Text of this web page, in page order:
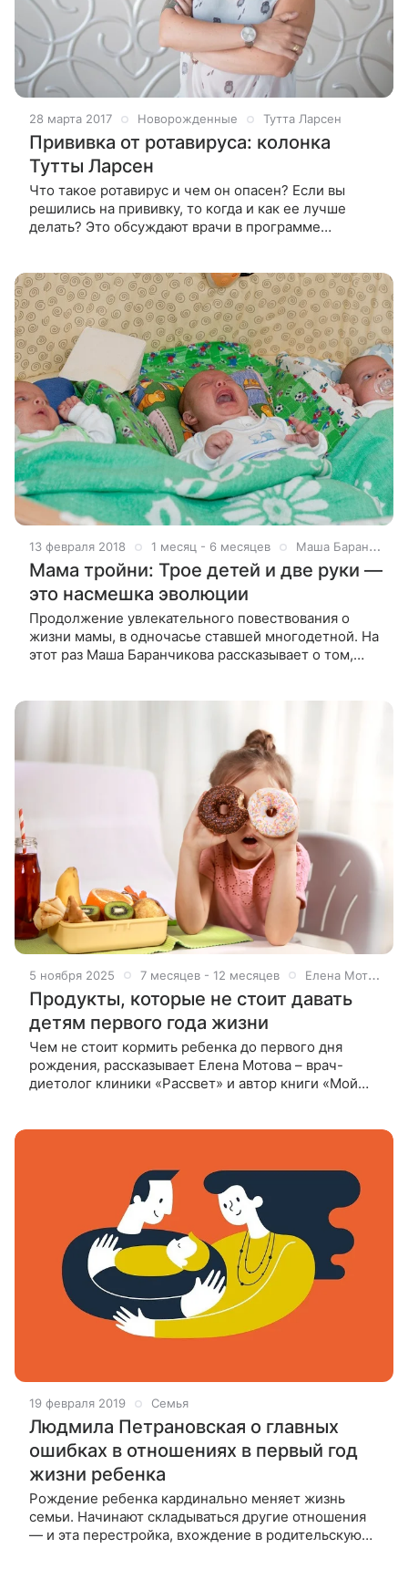
28 марта 2017 Новорожденные Тутта Ларсен
Прививка от ротавируса: колонка
Тутты Ларсен
Что такое ротавирус и чем он опасен? Если вы
решились на прививку, то когда и как ее лучше
делать? Это обсуждают врачи в программе
13 февраля 2018 1 месяц - 6 месяцев Маша Баранчикова
Мама тройни: Трое детей и две руки —
это насмешка эволюции
Продолжение увлекательного повествования о
жизни мамы, в одночасье ставшей многодетной. На
этот раз Маша Баранчикова рассказывает о том,
5 ноября 2025 7 месяцев - 12 месяцев Елена Мотова
Продукты, которые не стоит давать
детям первого года жизни
Чем не стоит кормить ребенка до первого дня
рождения, рассказывает Елена Мотова – врач-
диетолог клиники «Рассвет» и автор книги «Мой
19 февраля 2019 Семья
Людмила Петрановская о главных
ошибках в отношениях в первый год
жизни ребенка
Рождение ребенка кардинально меняет жизнь
семьи. Начинают складываться другие отношения
— и эта перестройка, вхождение в родительскую